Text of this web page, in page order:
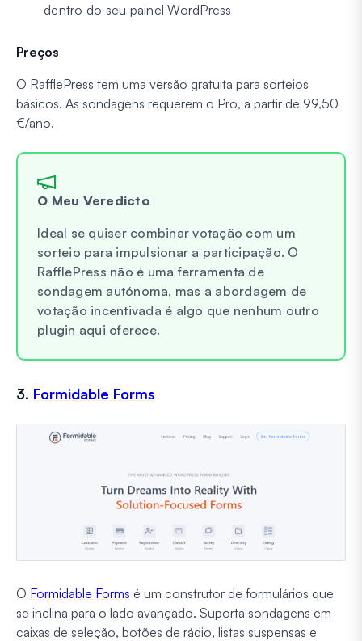
dentro do seu painel WordPress
Preços
O RafflePress tem uma versão gratuita para sorteios
básicos. As sondagens requerem o Pro, a partir de 99,50
€/ano.
O Meu Veredicto
Ideal se quiser combinar votação com um
sorteio para impulsionar a participação. O
RafflePress não é uma ferramenta de
sondagem autónoma, mas a abordagem de
votação incentivada é algo que nenhum outro
plugin aqui oferece.
3. Formidable Forms
O Formidable Forms é um construtor de formulários que
se inclina para o lado avançado. Suporta sondagens em
caixas de seleção, botões de rádio, listas suspensas e